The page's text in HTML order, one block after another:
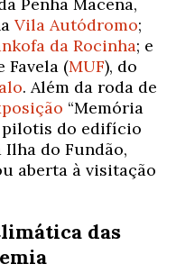
Penha Macena,
Vila Autódromo;
da Rocinha; e
Favela (MUF), do
. Além da roda de
“Memória
pilotis do edifício
do Fundão,
aberta à visitação
das